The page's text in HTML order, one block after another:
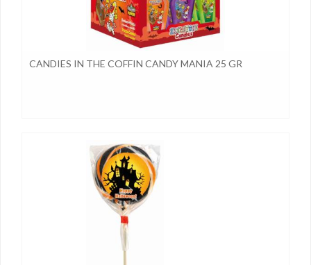
CANDIES IN THE COFFIN CANDY MANIA 25 GR